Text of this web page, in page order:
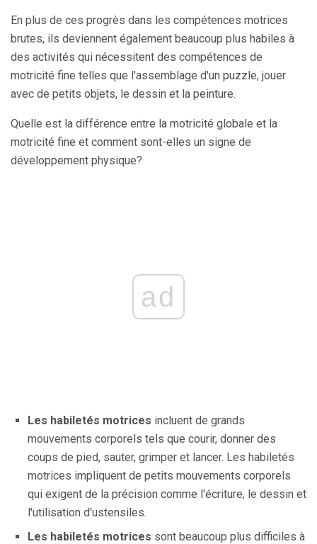
En plus de ces progrès dans les compétences motrices
brutes, ils deviennent également beaucoup plus habiles à
des activités qui nécessitent des compétences de
motricité fine telles que l'assemblage d'un puzzle, jouer
avec de petits objets, le dessin et la peinture.
Quelle est la différence entre la motricité globale et la
motricité fine et comment sont-elles un signe de
développement physique?
ad
Les habiletés motrices incluent de grands
mouvements corporels tels que courir, donner des
coups de pied, sauter, grimper et lancer. Les habiletés
motrices impliquent de petits mouvements corporels
qui exigent de la précision comme l'écriture, le dessin et
l'utilisation d'ustensiles.
Les habiletés motrices sont beaucoup plus difficiles à